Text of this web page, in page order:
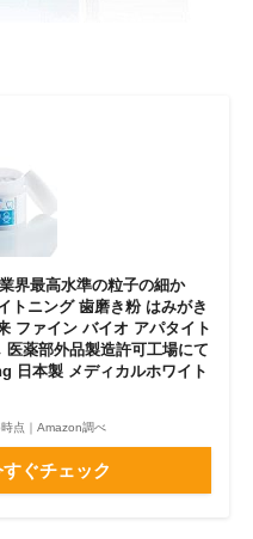
界最高水準の粒子の細か
トニング 歯磨き粉 はみがき
ファイン バイオ アパタイト
薬部外品製造許可工場にて
日本製 メディカルホワイト
点｜Amazon調べ
ぐチェック